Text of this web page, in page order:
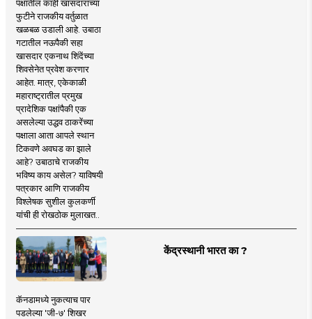
पक्षातील काही खासदारांच्या
फुटीने राजकीय वर्तुळात
खळबळ उडाली आहे. उबाठा
गटातील नऊपैकी सहा
खासदार एकनाथ शिंदेंच्या
शिवसेनेत प्रवेश करणार
आहेत. मात्र, एकेकाळी
महाराष्ट्रातील प्रमुख
प्रादेशिक पक्षांपैकी एक
असलेल्या उद्धव ठाकरेंच्या
पक्षाला आता आपले स्थान
टिकवणे अवघड का झाले
आहे? उबाठाचे राजकीय
भविष्य काय असेल? याविषयी
पत्रकार आणि राजकीय
विश्लेषक सुशील कुलकर्णी
यांची ही रोखठोक मुलाखत..
केंद्रस्थानी भारत का ?
कॅनडामध्ये नुकत्याच पार
पडलेल्या 'जी-७' शिखर